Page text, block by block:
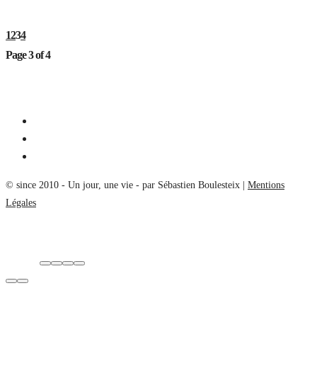
1234
Page 3 of 4
© since 2010 - Un jour, une vie - par Sébastien Boulesteix | Mentions
Légales